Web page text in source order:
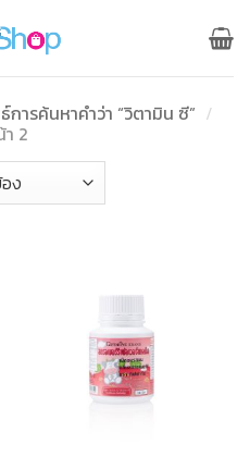
ารค้นหาคำว่า “วิตามิน ซี” /
2